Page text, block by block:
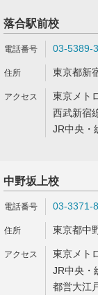
落合駅前校
03-5389-
東京都新
東京メト
西武新宿
JR中央・
中野坂上校
03-3371-
東京都中
東京メト
JR中央・
都営大江